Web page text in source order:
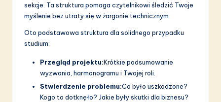
sekcje. Ta struktura pomaga czytelnikowi śledzić Twoje
myślenie bez utraty się w żargonie technicznym.
Oto podstawowa struktura dla solidnego przypadku
studium:
Przegląd projektu:Krótkie podsumowanie
wyzwania, harmonogramu i Twojej roli.
Stwierdzenie problemu:Co było uszkodzone?
Kogo to dotknęło? Jakie były skutki dla biznesu?